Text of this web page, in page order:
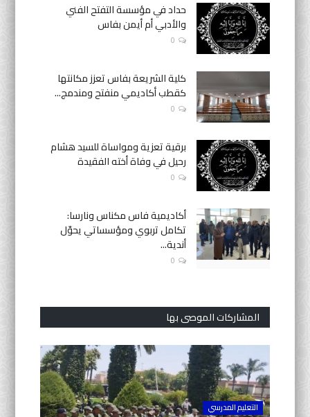
حداد في مؤسسة التفتح الفني
والأدبي أم أيمن بفاس
0
كلية الشريعة بفاس تعزز مكانتها
كقطب أكاديمي منفتح ومندمج...
0
برقية تعزية ومواساة للسيد هشام
رحيل في وفاة أخته الفقيدة
0
أكاديمية فاس مكناس ونارسا:
تكامل تربوي ومؤسساتي يحوّل
أندية...
0
المشاركات الموصى بها
التعليم المدرسي